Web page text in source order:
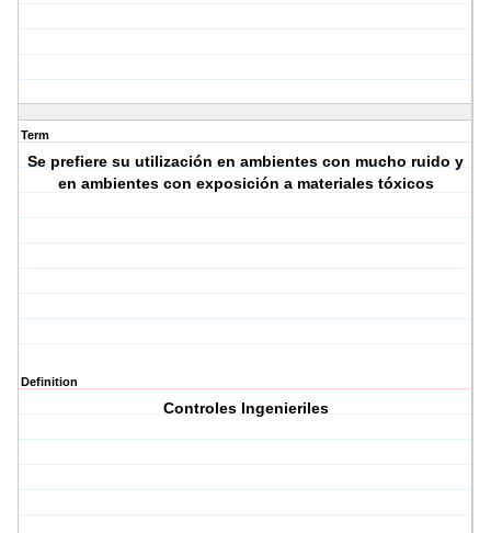
Term
Se prefiere su utilización en ambientes con mucho ruido y
en ambientes con exposición a materiales tóxicos
Definition
Controles Ingenieriles